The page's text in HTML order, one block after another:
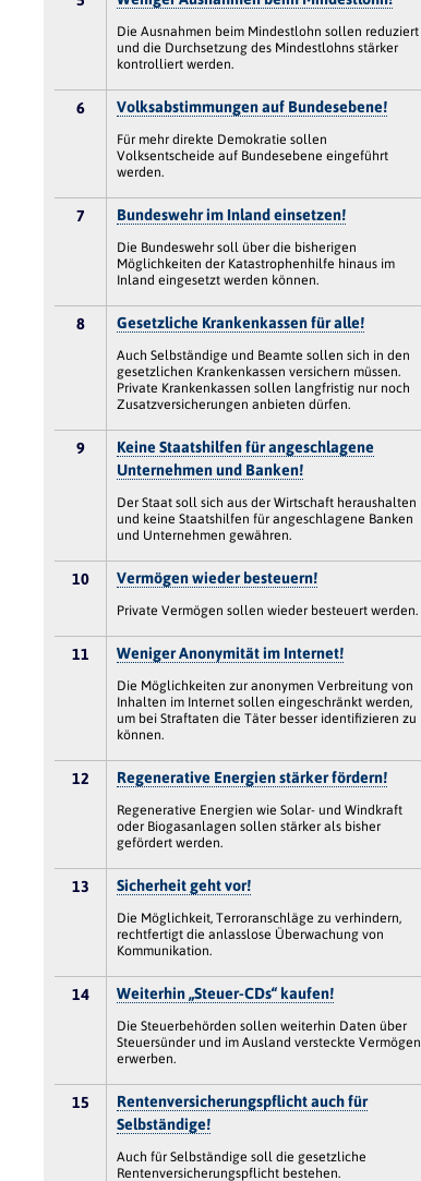
Die Ausnahmen beim Mindestlohn sollen reduziert
und die Durchsetzung des Mindestlohns stärker
kontrolliert werden.
6 Volksabstimmungen auf Bundesebene!
Für mehr direkte Demokratie sollen
Volksentscheide auf Bundesebene eingeführt
werden.
7 Bundeswehr im Inland einsetzen!
Die Bundeswehr soll über die bisherigen
Möglichkeiten der Katastrophenhilfe hinaus im
Inland eingesetzt werden können.
8 Gesetzliche Krankenkassen für alle!
Auch Selbständige und Beamte sollen sich in den
gesetzlichen Krankenkassen versichern müssen.
Private Krankenkassen sollen langfristig nur noch
Zusatzversicherungen anbieten dürfen.
9
Keine Staatshilfen für angeschlagene
Unternehmen und Banken!
Der Staat soll sich aus der Wirtschaft heraushalten
und keine Staatshilfen für angeschlagene Banken
und Unternehmen gewähren.
10 Vermögen wieder besteuern!
Private Vermögen sollen wieder besteuert werden.
11 Weniger Anonymität im Internet!
Die Möglichkeiten zur anonymen Verbreitung von
Inhalten im Internet sollen eingeschränkt werden,
um bei Straftaten die Täter besser identifizieren zu
können.
12 Regenerative Energien stärker fördern!
Regenerative Energien wie Solar- und Windkraft
oder Biogasanlagen sollen stärker als bisher
gefördert werden.
13 Sicherheit geht vor!
Die Möglichkeit, Terroranschläge zu verhindern,
rechtfertigt die anlasslose Überwachung von
Kommunikation.
14 Weiterhin „Steuer-CDs“ kaufen!
Die Steuerbehörden sollen weiterhin Daten über
Steuersünder und im Ausland versteckte Vermögen
erwerben.
15
Rentenversicherungspflicht auch für
Selbständige!
Auch für Selbständige soll die gesetzliche
Rentenversicherungspflicht bestehen.